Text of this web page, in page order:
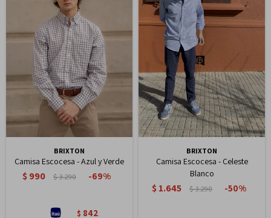
BRIXTON
Camisa Escocesa - Azul y Verde
$ 990 $3.290 69
$ 842
BRIXTON
Camisa Escocesa - Celeste
Blanco
$ 1.645 $3.290 50